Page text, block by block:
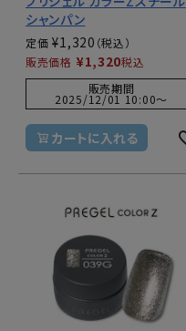
シャンパン
定価 ¥1,320
販売価格 ¥1,320税込
販売期間
2025/12/01 10:00〜
カートに入れる